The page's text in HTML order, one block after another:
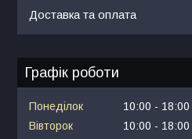
Доставка та оплата
Графік роботи
Понеділок 10:00
18:00
Вівторок
10:00
18:00